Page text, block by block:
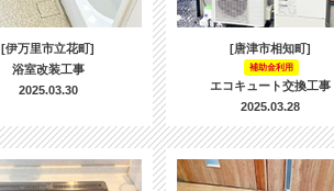
[伊万里市立花町]
浴室改装工事
2025.03.30
[唐津市相知町]
補助金利用
エコキュート交換工事
2025.03.28